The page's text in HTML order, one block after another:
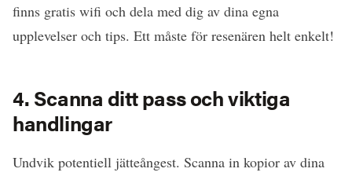
finns gratis wifi och dela med dig av dina egna
upplevelser och tips. Ett måste för resenären helt enkelt!
4. Scanna ditt pass och viktiga
handlingar
Undvik potentiell jätteångest. Scanna in kopior av dina